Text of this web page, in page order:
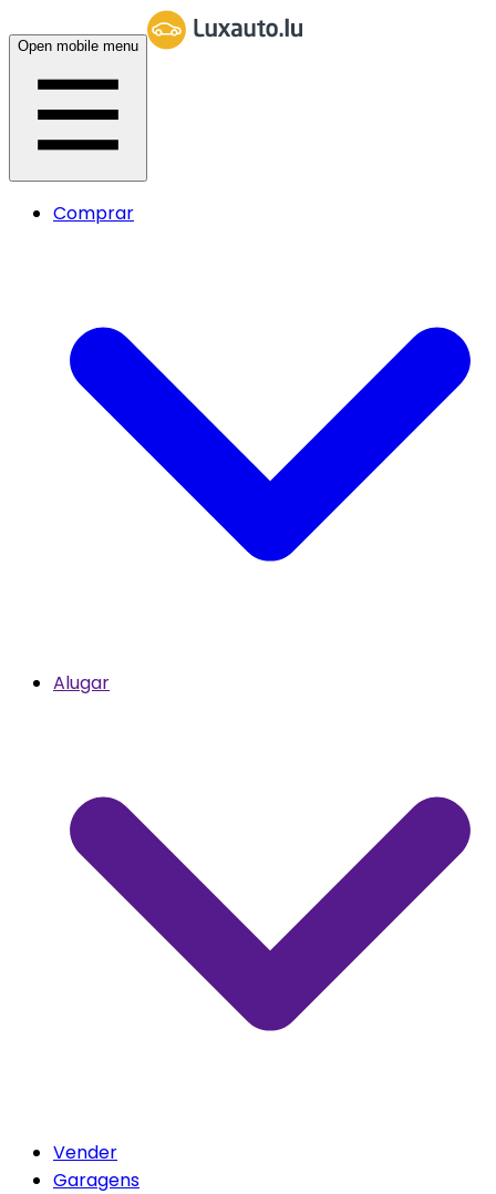
Open mobile menu
Comprar
Alugar
Vender
Garagens